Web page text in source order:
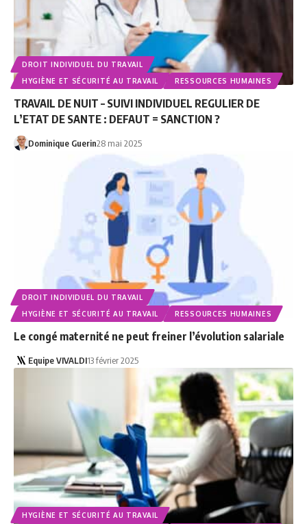
DROIT INDIVIDUEL DU TRAVAIL
HYGIÈNE ET SÉCURITÉ AU TRAVAIL
RESSOURCES HUMAINES
TRAVAIL DE NUIT – SUIVI INDIVIDUEL REGULIER DE
L’ETAT DE SANTE : DEFAUT = SANCTION ?
Dominique Guerin28 mai 2025
DROIT INDIVIDUEL DU TRAVAIL
HYGIÈNE ET SÉCURITÉ AU TRAVAIL
RESSOURCES HUMAINES
Le congé maternité ne peut freiner l’évolution salariale
Equipe VIVALDI13 février 2025
HYGIÈNE ET SÉCURITÉ AU TRAVAIL